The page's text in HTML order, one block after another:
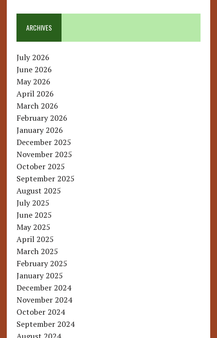
ARCHIVES
July 2026
June 2026
May 2026
April 2026
March 2026
February 2026
January 2026
December 2025
November 2025
October 2025
September 2025
August 2025
July 2025
June 2025
May 2025
April 2025
March 2025
February 2025
January 2025
December 2024
November 2024
October 2024
September 2024